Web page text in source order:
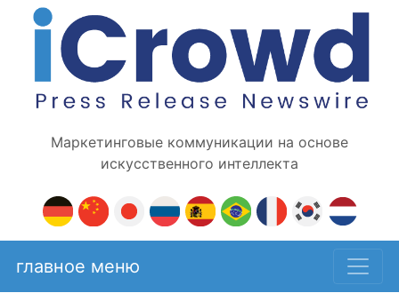
Маркетинговые коммуникации на основе
искусственного интеллекта
главное меню